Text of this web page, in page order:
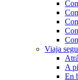
Viaja
A
En